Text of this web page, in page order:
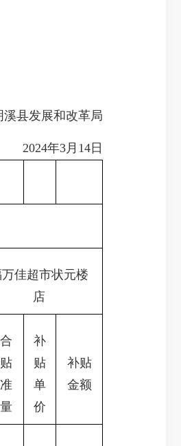
发展和改革局
2024年3月14日
佳超市状元楼
店
补
贴
单
价
补贴
金额